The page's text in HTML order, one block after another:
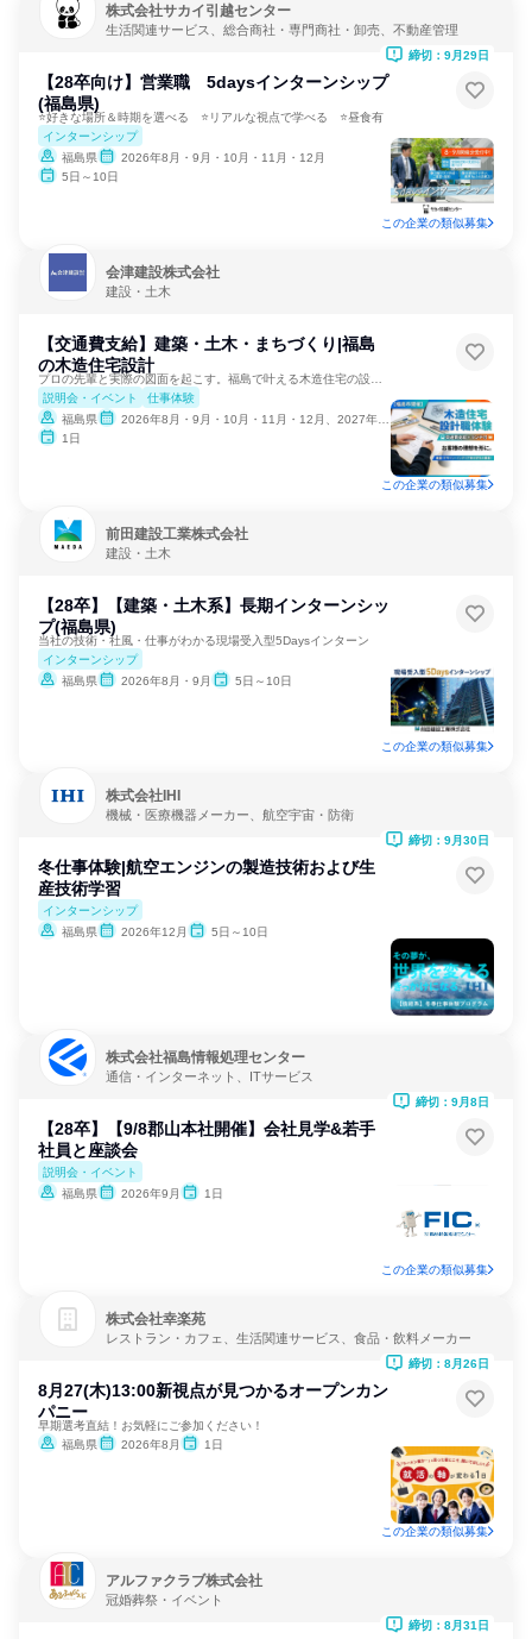
株式会社サカイ引越センター
生活関連サービス、総合商社・専門商社・卸売、不動産管理
【28卒向け】営業職 5daysインターンシップ
(福島県)
⭐好きな場所＆時期を選べる ⭐リアルな視点で学べる ⭐昼食有
インターンシップ
福島県
2026年8月・9月・10月・11月・12月
5日～10日
締切：9月29日
この企業の類似募集
会津建設株式会社
建設・土木
【交通費支給】建築・土木・まちづくり|福島
の木造住宅設計
説明会・イベント
仕事体験
福島県
2026年8月・9月・10月・11月・12月、2027年1月
1日
この企業の類似募集
前田建設工業株式会社
建設・土木
【28卒】【建築・土木系】長期インターンシッ
プ(福島県)
当社の技術・社風・仕事がわかる現場受入型5Daysインターン
インターンシップ
福島県
2026年8月・9月 5日～10日
この企業の類似募集
株式会社IHI
機械・医療機器メーカー、航空宇宙・防衛
冬仕事体験|航空エンジンの製造技術および生
産技術学習
インターンシップ
福島県
2026年12月 5日～10日
締切：9月30日
株式会社福島情報処理センター
通信・インターネット、ITサービス
【28卒】【9/8郡山本社開催】会社見学&若手
社員と座談会
説明会・イベント
福島県
2026年9月 1日
締切：9月8日
この企業の類似募集
株式会社幸楽苑
レストラン・カフェ、生活関連サービス、食品・飲料メーカー
8月27(木)13:00新視点が見つかるオープンカン
パニー
早期選考直結！お気軽にご参加ください！
福島県
2026年8月 1日
締切：8月26日
この企業の類似募集
アルファクラブ株式会社
冠婚葬祭・イベント
締切：8月31日